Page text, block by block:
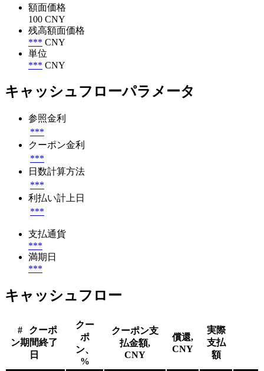
額面価格
100 CNY
残高額面価格
*** CNY
単位
*** CNY
キャッシュフローパラメータ
参照金利
***
クーポン金利
***
日数計算方法
***
利払い計上日
***
支払通貨
***
満期日
***
キャッシュフロー
#
クーポ
ン期間終了
日
クー
ポ
ン、
%
クーポン支
払金額,
CNY
償還,
CNY
実際
支払
額